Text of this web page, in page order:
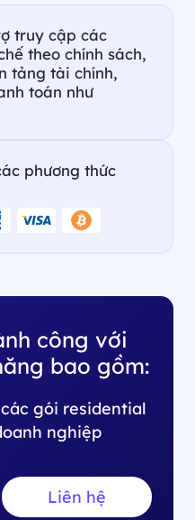
truy cập các
theo chính sách,
tảng tài chính,
toán như
phương thức
công với
bao gồm:
gói residential
nghiệp
Liên hệ